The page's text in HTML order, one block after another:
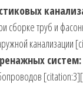
сборке труб и
канализации
систем: